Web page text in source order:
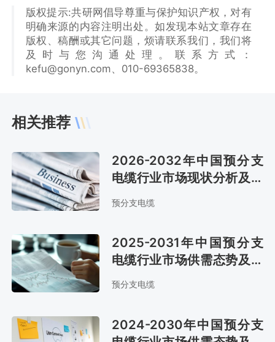
版权提示:共研网倡导尊重与保护知识产权，对有
明确来源的内容注明出处。如发现本站文章存在
版权、稿酬或其它问题，烦请联系我们，我们将
及时与您沟通处理。联系方式：
kefu@gonyn.com、010-69365838。
相关推荐
2026-2032年中国预分支
电缆行业市场现状分析及市
预分支电缆
2025-2031年中国预分支
电缆行业市场供需态势及市
场前景评估报告
预分支电缆
2024-2030年中国预分支